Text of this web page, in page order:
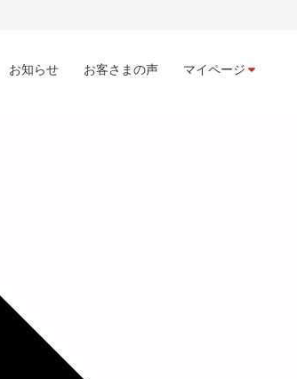
お知らせ お客さまの声 マイページ